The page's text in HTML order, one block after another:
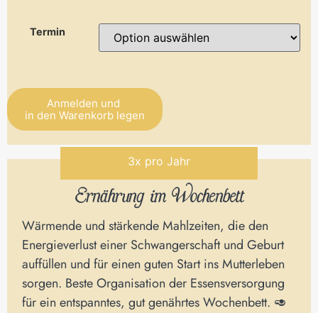
Termin
Anmelden und
in den Warenkorb legen
3x pro Jahr
Ernährung im Wochenbett
Wärmende und stärkende Mahlzeiten, die den
Energieverlust einer Schwangerschaft und Geburt
auffüllen und für einen guten Start ins Mutterleben
sorgen. Beste Organisation der Essensversorgung
für ein entspanntes, gut genährtes Wochenbett. 🥑